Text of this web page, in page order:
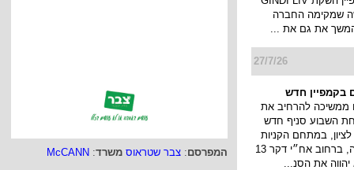
המפרסם: צבר שטראוס משרד:
McCANN
שמקימה החברה
את גם את ...
27/7/26
בקמפיין חדש
ממשיכה להרחיב את
השבוע סניף חדש
במתחם הקניות
והבילוי פרוטאה, ברחוב אח״י דקר 13
את הסנ...